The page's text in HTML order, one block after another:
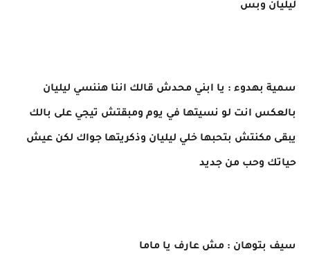
ليليان وبس
سمية بهدوء : يا ابني محدش قالك اننا هننسي ليليان
بالعكس انت لو نسيتها في يوم ومبقتش تيجي على بالك
يبقى مكنتش بتحبها خلي ليليان وذكريتها جواك لكن عيش
حياتك وحب من جديد
سيف بتوهان : مش عارف يا ماما